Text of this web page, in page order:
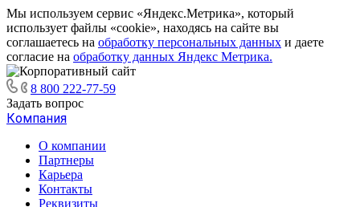
Мы используем сервис «Яндекс.Метрика», который
использует файлы «cookie», находясь на сайте вы
соглашаетесь на обработку персональных данных и даете
согласие на обработку данных Яндекс Метрика.
8 800 222-77-59
Задать вопрос
Компания
О компании
Партнеры
Карьера
Контакты
Реквизиты